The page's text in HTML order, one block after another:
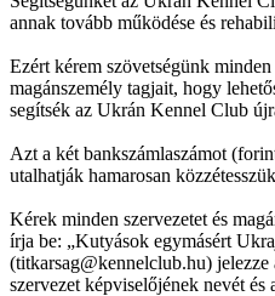
annak tovább működése és
Ezért kérem szövetségünk minden
magánszemély tagjait, hogy
segítsék az Ukrán Kennel Club
Azt a két bankszámlaszámot
utalhatják hamarosan
Kérek minden szervezetet és
írja be: „Kutyások egymásért
(titkarsag@kennelclub.hu) jelezze
szervezet képviselőjének nevét és